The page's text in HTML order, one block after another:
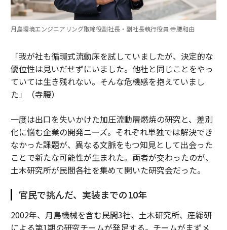
月島環境エンジニアリング取締役副社長・副社長執行役員 寺腰和由
「我が社も循環式流動床を試していましたが、決定的な
優位性は見いだせずにいました。他社と同じことをやっ
ていては生き残れない。そんな危機感を抱えていまし
た」（寺腰）
一度は出口を失いかけた加圧流動層燃焼の研究と、差別
化に悩む企業の開発ニーズ。それぞれ単独では解決でき
なかった課題が、異なる文脈をもつ知見として出会った
ことで新たな可能性が生まれた。両者が交わったのが、
土木研究所が民間各社を集めて開いた研究会だった。
官民で挑んだ、実装までの10年
2002年、月島機械を含む民間3社、土木研究所、産総研
による第1期の研究チームが発足する。チームがまずメ